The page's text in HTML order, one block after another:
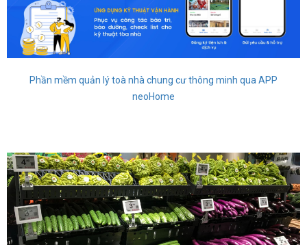
Phần mềm quản lý toà nhà chung cư thông minh qua APP
neoHome